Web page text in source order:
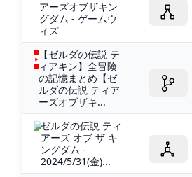
アーズオブザキン
グダム - ゲームウ
ィズ
【ゼルダの伝説 テ
ィアキン】全冒険
の記憶まとめ【ゼ
ルダの伝説 ティア
ーズオブザキ...
ゼルダの伝説 ティ
アーズ オブ ザ キ
ングダム -
2024/5/31(金)...